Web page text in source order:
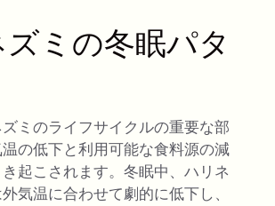
ミの冬眠パタ
ミのライフサイクルの重要な部
の低下と利用可能な食料源の減
起こされます。冬眠中、ハリネ
気温に合わせて劇的に低下し、